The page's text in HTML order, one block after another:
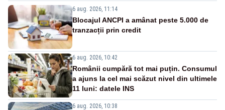
6 aug. 2026, 11:14
Blocajul ANCPI a amânat peste 5.000 de
tranzacții prin credit
6 aug. 2026, 10:42
Românii cumpără tot mai puțin. Consumul
a ajuns la cel mai scăzut nivel din ultimele
11 luni: datele INS
6 aug. 2026, 10:38